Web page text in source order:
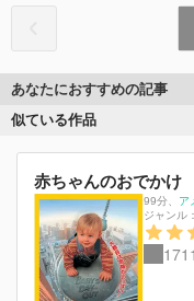
あなたにおすすめの記事
似ている作品
赤ちゃんのおでかけ
99分
ア
ジャンル：
1711